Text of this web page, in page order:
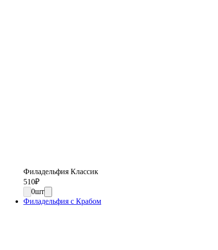
Филадельфия Классик
510₽
0шт
Филадельфия с Крабом